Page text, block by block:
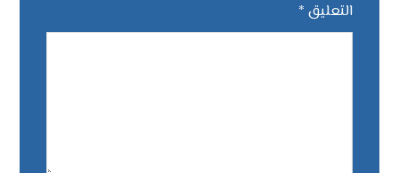
التعليق *